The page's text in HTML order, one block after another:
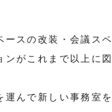
ースの改装・会議スペ
がこれまで以上に図
んで新しい事務室を